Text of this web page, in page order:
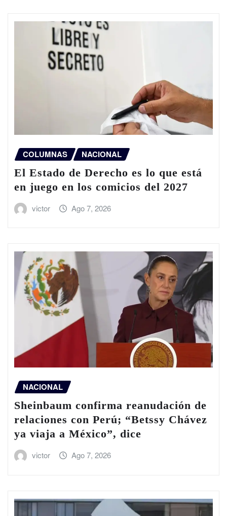
COLUMNAS NACIONAL
El Estado de Derecho es lo que está
en juego en los comicios del 2027
victor Ago 7, 2026
NACIONAL
Sheinbaum confirma reanudación de
relaciones con Perú; “Betssy Chávez
ya viaja a México”, dice
victor Ago 7, 2026